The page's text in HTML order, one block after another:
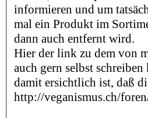
informieren und um
mal ein Produkt im
dann auch entfernt wird.
Hier der link zu dem von
auch gern selbst
damit ersichtlich ist, daß
http://veganismus.ch/